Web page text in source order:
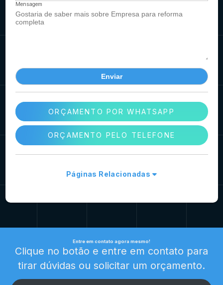
Mensagem
ORÇAMENTO POR WHATSAPP
ORÇAMENTO PELO TELEFONE
Páginas Relacionadas
Entre em contato agora mesmo!
Clique no botão e entre em contato para
tirar dúvidas ou solicitar um orçamento.